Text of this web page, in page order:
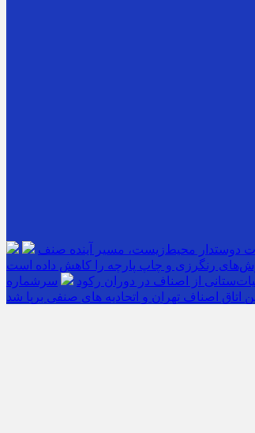
دوستدار محیط‌زیست، مسیر آینده صنف
رنگرزی و چاپ پارچه را کاهش داده است
از اصناف در دوران رکود
اتاق اصناف تهران و اتحادیه های صنفی برپا شد